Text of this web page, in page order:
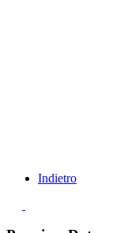
Indietro